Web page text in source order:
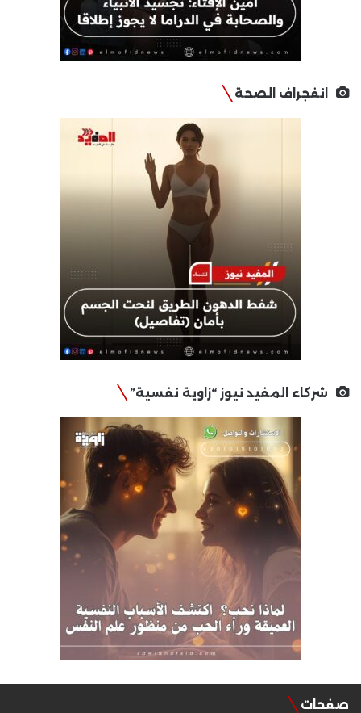
انفجراف الصحة
شركاء المفيد نيوز “زاوية نفسية”
صفحات